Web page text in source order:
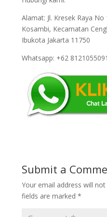
Alamat: Jl. Kresek Raya
Kosambi, Kecamatan
Ibukota Jakarta 11750
Whatsapp: +62
Submit a
Your email address will not
fields are marked *